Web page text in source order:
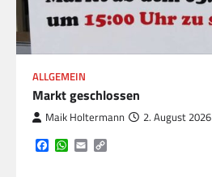
ALLGEMEIN
Markt geschlossen
Maik Holtermann 2. August 2026
Facebook
WhatsApp
Email